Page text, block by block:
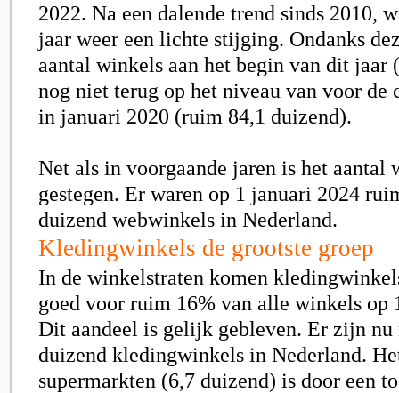
2022. Na een dalende trend sinds 2010,
jaar weer een lichte stijging. Ondanks
aantal winkels aan het begin van dit jaar (
nog niet terug op het niveau van voor de
in januari 2020 (ruim 84,1 duizend).
Net als in voorgaande jaren is het aantal
gestegen. Er waren op 1 januari 2024
duizend webwinkels in Nederland.
Kledingwinkels de grootste groep
In de winkelstraten komen
goed voor ruim 16% van alle winkels op
Dit aandeel is gelijk gebleven. Er zijn
duizend kledingwinkels in Nederland.
supermarkten (6,7 duizend) is door een